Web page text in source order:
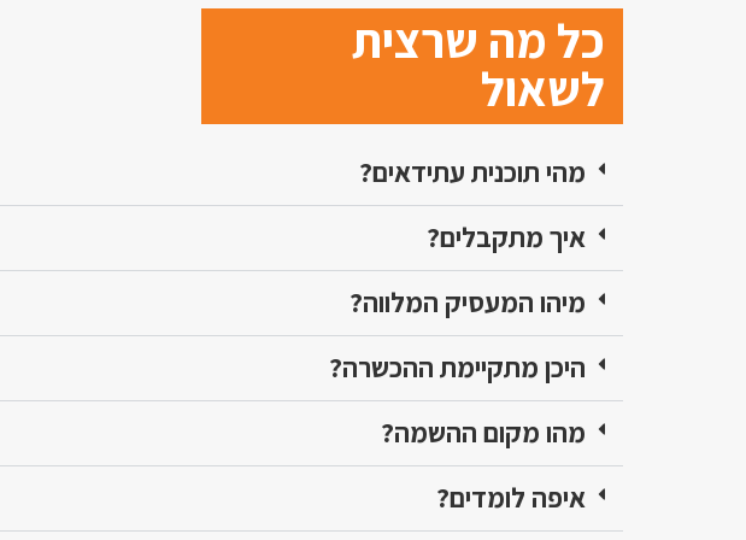
כל מה שרצית
לשאול
מהי תוכנית עתידאים?
איך מתקבלים?
מיהו המעסיק המלווה?
היכן מתקיימת ההכשרה?
מהו מקום ההשמה?
איפה לומדים?